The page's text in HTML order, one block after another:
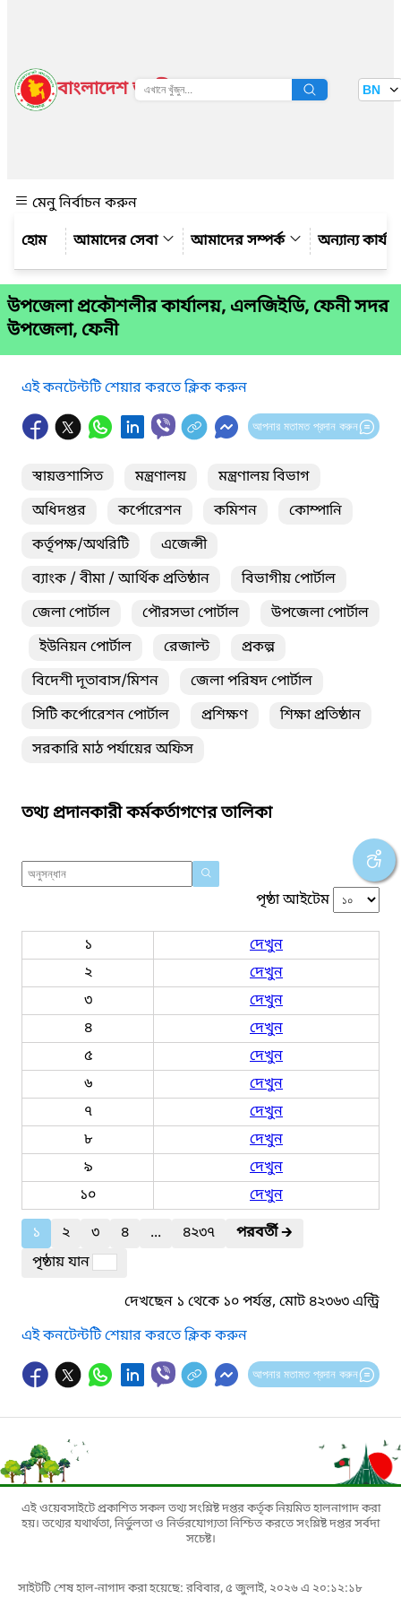
বাংলাদেশ জাতীয় তথ্য বাতায়ন BN
মেনু নির্বাচন করুন
আমাদের সেবা
আমাদের সম্পর্ক অন্যান্য
উপজেলা প্রকৌশলীর কার্যালয়, এলজিইডি, ফেনী সদর
উপজেলা, ফেনী
এই কনটেন্টটি শেয়ার করতে ক্লিক করুন
আপনার মতামত প্রদান করুন
স্বায়ত্তশাসিত মন্ত্রণালয়
মন্ত্রণালয় বিভাগ
অধিদপ্তর
কর্পোরেশন কমিশন
কোম্পানি
কর্তৃপক্ষ/অথরিটি
এজেন্সী
ব্যাংক / বীমা / আর্থিক প্রতিষ্ঠান
বিভাগীয় পোর্টাল
জেলা পোর্টাল
পৌরসভা পোর্টাল
উপজেলা পোর্টাল
ইউনিয়ন পোর্টাল
রেজাল্ট
প্রকল্প
বিদেশী দূতাবাস/মিশন
জেলা পরিষদ পোর্টাল
সিটি কর্পোরেশন পোর্টাল
প্রশিক্ষণ
শিক্ষা প্রতিষ্ঠান
সরকারি মাঠ পর্যায়ের অফিস
তথ্য প্রদানকারী কর্মকর্তাগণের তালিকা
পৃষ্ঠা আইটেম
১
দেখুন
২
দেখুন
৩
দেখুন
৪
দেখুন
৫
দেখুন
৬
দেখুন
৭
দেখুন
৮
দেখুন
৯
দেখুন
১০
দেখুন
১
২ ৩ ৪ ... ৪২৩৭ পরবর্তী🡲
পৃষ্ঠায় যান
দেখছেন ১ থেকে ১০ পর্যন্ত, মোট ৪২৩৬৩ এন্ট্রি
এই কনটেন্টটি শেয়ার করতে ক্লিক করুন
আপনার মতামত প্রদান করুন
এই ওয়েবসাইটে প্রকাশিত সকল তথ্য সংশ্লিষ্ট দপ্তর কর্তৃক নিয়মিত হালনাগাদ করা
হয়। তথ্যের যথার্থতা, নির্ভুলতা ও নির্ভরযোগ্যতা নিশ্চিত করতে সংশ্লিষ্ট দপ্তর সর্বদা
সচেষ্ট।
সাইটটি শেষ হাল-নাগাদ করা হয়েছে: রবিবার, ৫ জুলাই, ২০২৬ এ ২০:১২:১৮